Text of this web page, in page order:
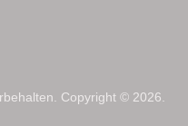
Copyright © 2026.